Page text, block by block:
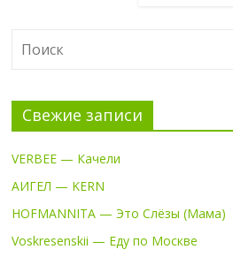
Свежие записи
VERBEE — Качели
АИГЕЛ — KERN
HOFMANNITA — Это Слёзы (Мама)
Voskresenskii — Еду по Москве